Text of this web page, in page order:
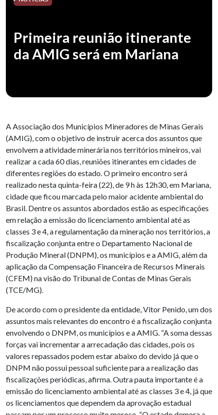
Primeira reunião itinerante
da AMIG será em Mariana
A Associação dos Municípios Mineradores de Minas Gerais
(AMIG), com o objetivo de instruir acerca dos assuntos que
envolvem a atividade minerária nos territórios mineiros, vai
realizar a cada 60 dias, reuniões itinerantes em cidades de
diferentes regiões do estado. O primeiro encontro será
realizado nesta quinta-feira (22), de 9 h às 12h30, em Mariana,
cidade que ficou marcada pelo maior acidente ambiental do
Brasil. Dentre os assuntos abordados estão as especificações
em relação a emissão do licenciamento ambiental até as
classes 3 e 4, a regulamentação da mineração nos territórios, a
fiscalização conjunta entre o Departamento Nacional de
Produção Mineral (DNPM), os municípios e a AMIG, além da
aplicação da Compensação Financeira de Recursos Minerais
(CFEM) na visão do Tribunal de Contas de Minas Gerais
(TCE/MG).
De acordo com o presidente da entidade, Vitor Penido, um dos
assuntos mais relevantes do encontro é a fiscalização conjunta
envolvendo o DNPM, os municípios e a AMIG. “A soma dessas
forças vai incrementar a arrecadação das cidades, pois os
valores repassados podem estar abaixo do devido já que o
DNPM não possui pessoal suficiente para a realização das
fiscalizações periódicas, afirma. Outra pauta importante é a
emissão do licenciamento ambiental até as classes 3 e 4, já que
os licenciamentos que dependem da aprovação estadual